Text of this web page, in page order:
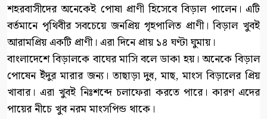
শহরবাসীদের অনেকেই পোষা প্রাণী হিসেবে বিড়াল পালেন। এটি
বর্তমানে পৃথিবীর সবচেয়ে জনপ্রিয় গৃহপালিত প্রাণী। বিড়াল খুবই
আরামপ্রিয় একটি প্রাণী। এরা দিনে প্রায় ১৪ ঘণ্টা ঘুমায়।
বাংলাদেশে বিড়ালকে বাঘের মাসি বলে ডাকা হয়। অনেকে বিড়াল
পোষেন ইঁদুর মারার জন্য। তাছাড়া দুধ, মাছ, মাংস বিড়ালের প্রিয়
খাবার। এরা খুবই নিঃশব্দে চলাফেরা করতে পারে। কারণ এদের
পায়ের নীচে খুব নরম মাংসপিন্ড থাকে।